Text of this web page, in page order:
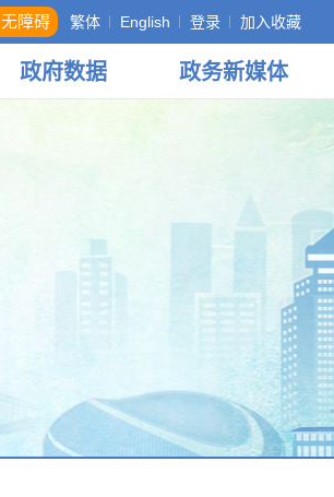
无障碍 繁体 English 登录 加入收藏
政府数据 政务新媒体